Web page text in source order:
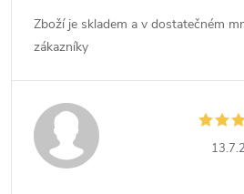
Zboží je skladem a v dostatečném
zákazníky